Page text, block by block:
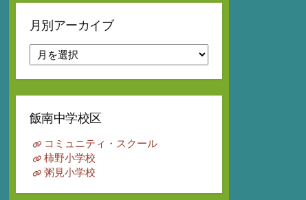
月別アーカイブ
別
ア
ー
イ
飯南中学校区
コミュニティ・スクール
柿野小学校
粥見小学校